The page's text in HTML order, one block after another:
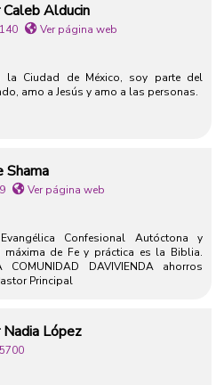
Alducin
Ver página web
la Ciudad de México, soy parte del
amo a Jesús y amo a las personas.
Shama
Ver página web
Confesional Autóctona y
de Fe y práctica es la Biblia.
DAVIVIENDA ahorros
Principal
López